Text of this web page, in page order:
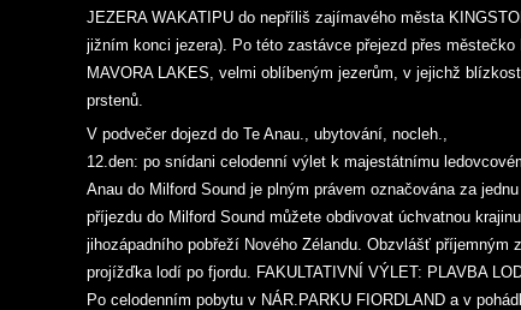
JEZERA WAKATIPU do nepříliš zajímavého města
jižním konci jezera). Po této zastávce přejezd přes
MAVORA LAKES, velmi oblíbeným jezerům, v jejichž
prstenů.
V podvečer dojezd do Te Anau., ubytování, nocleh.,
12.den: po snídani celodenní výlet k majestátnímu
Anau do Milford Sound je plným právem označována za
příjezdu do Milford Sound můžete obdivovat úchvatnou
jihozápadního pobřeží Nového Zélandu. Obzvlášť příjemným
projížďka lodí po fjordu. FAKULTATIVNÍ VÝLET: PLAVBA
Po celodenním pobytu v NÁR.PARKU FIORDLAND a v